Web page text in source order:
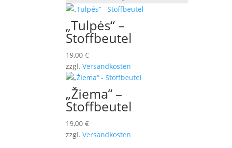
„Tulpės“ –
Stoffbeutel
19,00€
zzgl.Versandkosten
„Žiema“ –
Stoffbeutel
19,00€
zzgl.Versandkosten